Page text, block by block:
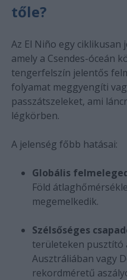
tőle?
Az El Niño egy
amely a Csendes-óceán
tengerfelszín jelentős
folyamat meggyengíti
passzátszeleket, ami
légkörben.
A jelenség főbb hatásai:
Globális
Föld
megemelkedik.
Szélsőséges
területeken pusztító
Ausztráliában vagy
rekordméretű